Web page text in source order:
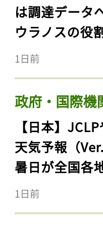
は調達データ
ウラノスの役
1日前
政府・国際機
【日本】
天気予報（
暑日が全国各
1日前